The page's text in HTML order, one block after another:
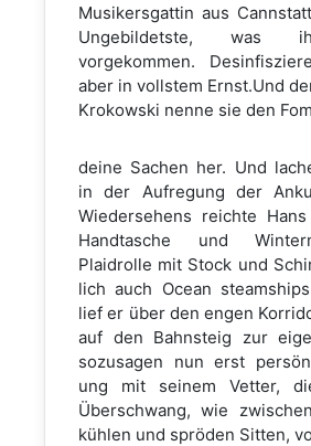
Musikersgattin aus
Ungebildetste, was
vorgekommen.
aber in vollstem Ernst.Und
Krokowski nenne sie den
deine Sachen her. Und
in der Aufregung der
Wiedersehens reichte
Handtasche und
Plaidrolle mit Stock und
lich auch Ocean
lief er über den engen
auf den Bahnsteig zur
sozusagen nun erst
ung mit seinem Vetter,
Überschwang, wie
kühlen und spröden Sitten,